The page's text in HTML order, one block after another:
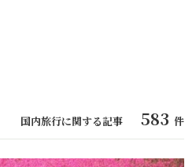
国内旅行に関する記事 583 件